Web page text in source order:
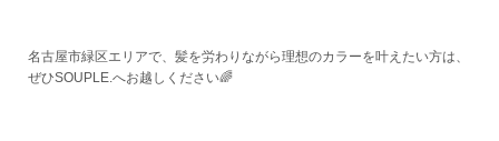
名古屋市緑区エリアで、髪を労わりながら理想のカラーを叶えたい方は、
ぜひSOUPLE.へお越しください🌈